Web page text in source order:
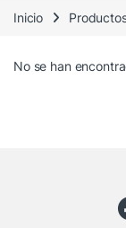
Inicio
No se han